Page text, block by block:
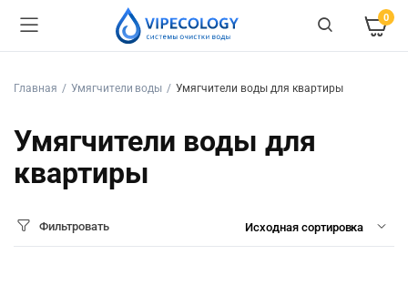
0
Главная Умягчители воды Умягчители воды для квартиры
Умягчители воды для
квартиры
Фильтровать